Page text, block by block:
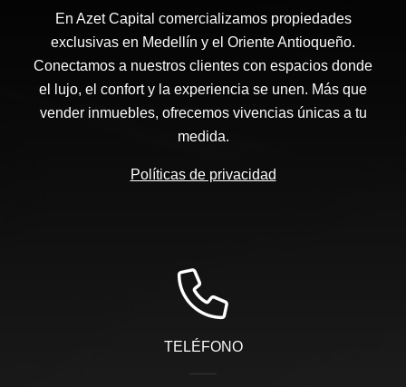
En Azet Capital comercializamos propiedades
exclusivas en Medellín y el Oriente Antioqueño.
Conectamos a nuestros clientes con espacios donde
el lujo, el confort y la experiencia se unen. Más que
vender inmuebles, ofrecemos vivencias únicas a tu
medida.
Políticas de privacidad
TELÉFONO